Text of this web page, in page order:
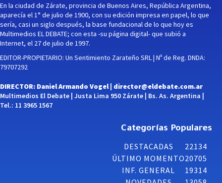
En la ciudad de Zárate, provincia de Buenos Aires, República Argentina,
aparecía el 1° de julio de 1900, con su edición impresa en papel, lo que
sería, casi un siglo después, la base fundacional de lo que hoy es
Multimedios EL DEBATE; con esta -su página digital- que subió a
Internet, el 27 de julio de 1997.
EDITOR-PROPIETARIO: Un Sentimiento Zarateño SRL | Nº de Reg. DNDA:
79707292
DIRECTOR: Daniel Armando Vogel | director@eldebate.com.ar
Multimedios El Debate | Justa Lima 950 Zárate | Bs. As. Argentina |
Tel.: 11 3965 1567
Categorías Populares
DESTACADAS
22134
ÚLTIMO MOMENTO20705
INF. GENERAL
19314